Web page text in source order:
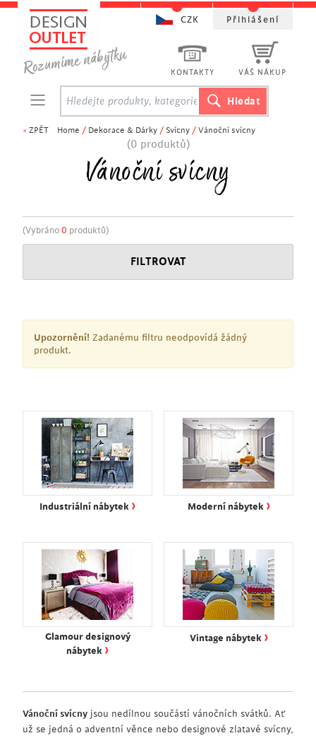
< ZPĚT Home / Dekorace & Dárky / Svícny / Vánoční svícny
(0 produktů)
Vánoční svícny
(Vybráno 0 produktů)
FILTROVAT
Upozornění! Zadanému filtru neodpovídá žádný
produkt.
Industriální nábytek › Moderní nábytek ›
Glamour designový
nábytek ›
Vintage nábytek ›
Vánoční svícny jsou nedílnou součástí vánočních svátků. Ať
už se jedná o adventní věnce nebo designové zlatavé svícny,
KONTAKTY VÁŠ NÁKUP
CZK Přihlášení